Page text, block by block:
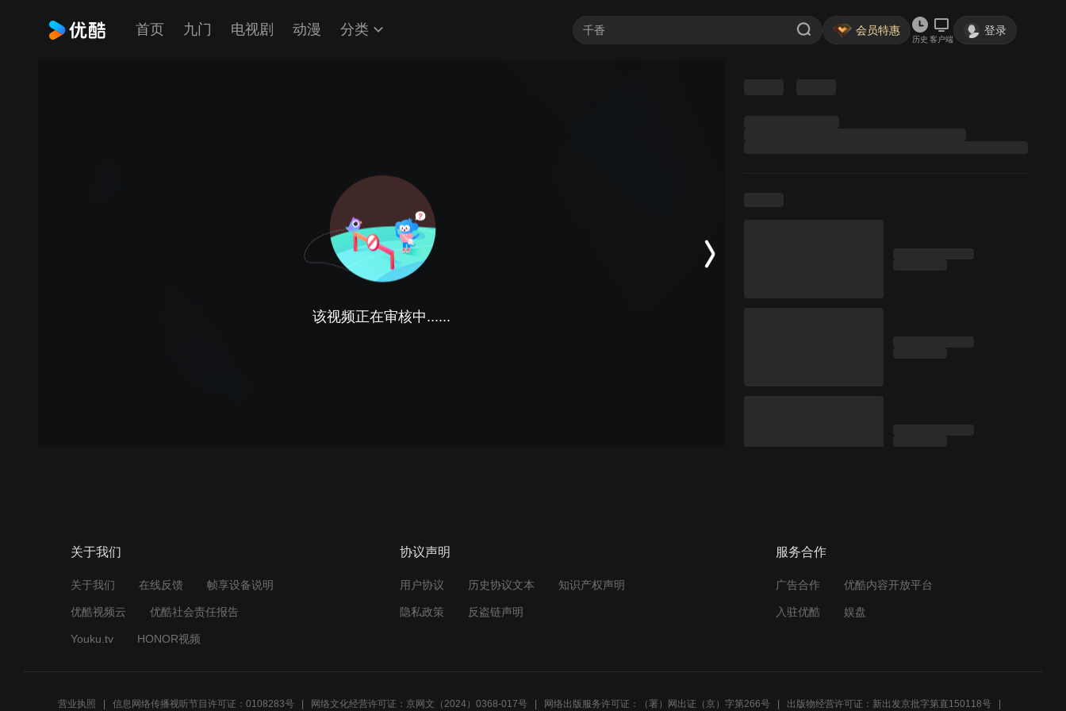
首页 九门 电视剧 动漫 分类 会员特惠
历史 客户端
登录
该视频正在审核中......
关于我们
关于我们 在线反馈 帧享设备说明
优酷视频云 优酷社会责任报告
Youku.tv HONOR视频
协议声明
用户协议 历史协议文本 知识产权声明
隐私政策 反盗链声明
服务合作
广告合作 优酷内容开放平台
入驻优酷 娱盘
营业执照 信息网络传播视听节目许可证：0108283号 网络文化经营许可证：京网文（2024）0368-017号 网络出版服务许可证：（署）网出证（京）字第266号 出版物经营许可证：新出发京批字第直150118号